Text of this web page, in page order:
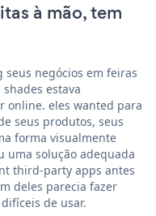
à mão, tem
seus negócios em feiras
estava
online. eles wanted para
seus produtos, seus
forma visualmente
uma solução adequada
third-party apps antes
deles parecia fazer
de usar.